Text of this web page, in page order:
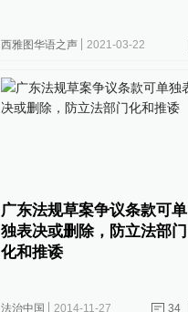
西雅图华语之声 2021-03-22
广东法规草案争议条款可单
独表决或删除，防立法部门
化和推诿
法治中国 2014-11-27 34